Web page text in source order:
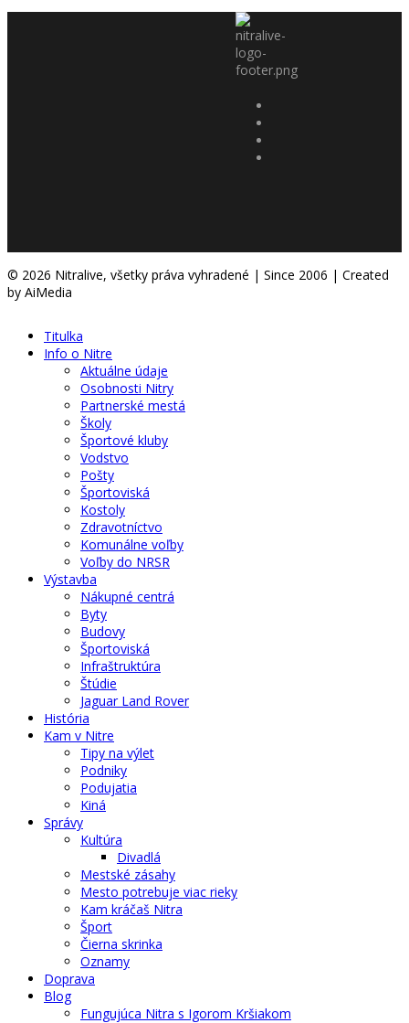
© 2026 Nitralive, všetky práva vyhradené | Since 2006 | Created
by AiMedia
Titulka
Info o Nitre
Aktuálne údaje
Osobnosti Nitry
Partnerské mestá
Školy
Športové kluby
Vodstvo
Pošty
Športoviská
Kostoly
Zdravotníctvo
Komunálne voľby
Voľby do NRSR
Výstavba
Nákupné centrá
Byty
Budovy
Športoviská
Infraštruktúra
Štúdie
Jaguar Land Rover
História
Kam v Nitre
Tipy na výlet
Podniky
Podujatia
Kiná
Správy
Kultúra
Divadlá
Mestské zásahy
Mesto potrebuje viac rieky
Kam kráčaš Nitra
Šport
Čierna skrinka
Oznamy
Doprava
Blog
Fungujúca Nitra s Igorom Kršiakom